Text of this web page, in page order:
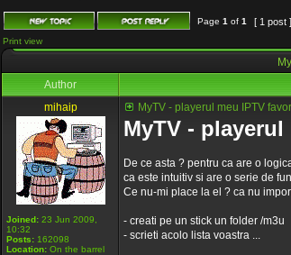
Page 1 of 1 [ 1 post ]
Print view
Author
mihaip
Joined: 23 Jun 2009,
10:32
Posts: 162098
Location: On the barrel
MyTV - playerul meu IPTV
MyTV -
De ce asta ? pentru ca are o
ca este intuitiv si are o serie de
Ce nu-mi place la el ? ca nu
- creati pe un stick un folder /m3u
- scrieti acolo lista voastra ...